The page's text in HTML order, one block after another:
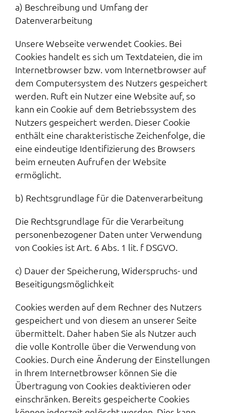
a) Beschreibung und Umfang der
Datenverarbeitung
Unsere Webseite verwendet Cookies. Bei
Cookies handelt es sich um Textdateien, die im
Internetbrowser bzw. vom Internetbrowser auf
dem Computersystem des Nutzers gespeichert
werden. Ruft ein Nutzer eine Website auf, so
kann ein Cookie auf dem Betriebssystem des
Nutzers gespeichert werden. Dieser Cookie
enthält eine charakteristische Zeichenfolge, die
eine eindeutige Identifizierung des Browsers
beim erneuten Aufrufen der Website
ermöglicht.
b) Rechtsgrundlage für die Datenverarbeitung
Die Rechtsgrundlage für die Verarbeitung
personenbezogener Daten unter Verwendung
von Cookies ist Art. 6 Abs. 1 lit. f DSGVO.
c) Dauer der Speicherung, Widerspruchs- und
Beseitigungsmöglichkeit
Cookies werden auf dem Rechner des Nutzers
gespeichert und von diesem an unserer Seite
übermittelt. Daher haben Sie als Nutzer auch
die volle Kontrolle über die Verwendung von
Cookies. Durch eine Änderung der Einstellungen
in Ihrem Internetbrowser können Sie die
Übertragung von Cookies deaktivieren oder
einschränken. Bereits gespeicherte Cookies